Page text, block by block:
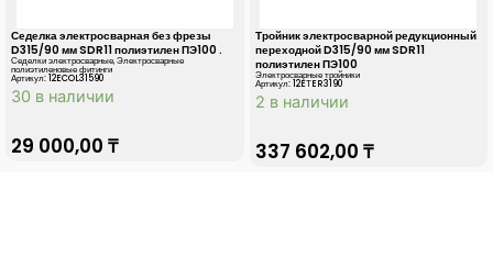
Седелка электросварная без фрезы
D315/90 мм SDR11 полиэтилен ПЭ100 .
Седелки электросварные,Электросварные
полиэтиленовые фитинги
Артикул: 12ECOL31590
30 в наличии
29 000,00 ₸
Тройник электросварной редукционный
переходной D315/90 мм SDR11
полиэтилен ПЭ100
Электросварные тройники
Артикул: 12EТER3190
2 в наличии
337 602,00 ₸